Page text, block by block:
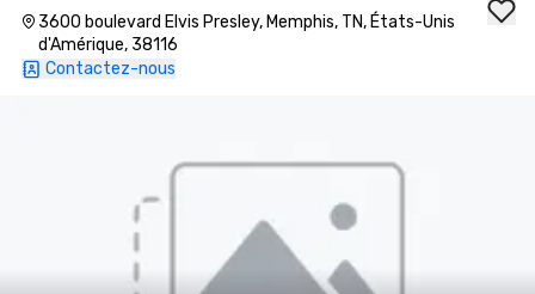
3600 boulevard Elvis Presley, Memphis, TN, États-Unis
d'Amérique, 38116
Contactez-nous